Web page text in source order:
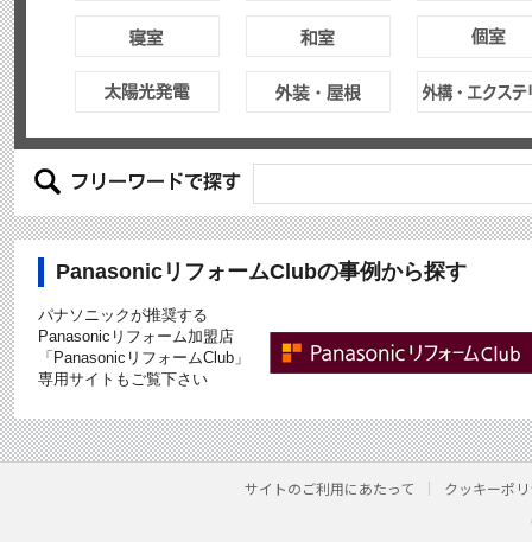
PanasonicリフォームClubの事例から探す
パナソニックが推奨する
Panasonicリフォーム加盟店
「PanasonicリフォームClub」
専用サイトもご覧下さい
サイトのご利用にあたって クッキーポ